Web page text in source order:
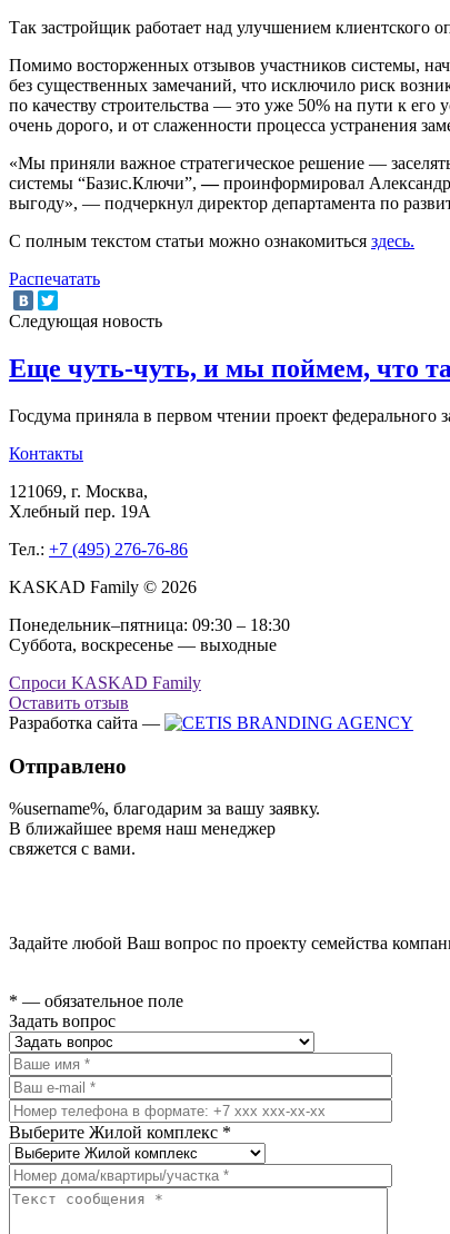
Так застройщик работает над улучшением клиентского
Помимо восторженных отзывов участников системы,
без существенных замечаний, что исключило риск
по качеству строительства — это уже 50% на пути к
очень дорого, и от слаженности процесса устранения
«Мы приняли важное стратегическое решение —
системы “Базис.Ключи”, —проинформировал
выгоду», — подчеркнул директор департамента по
С полным текстом статьи можно ознакомиться здесь.
Распечатать
Следующая новость
Еще чуть-чуть, и мы поймем, что
Госдума приняла в первом чтении проект
Контакты
121069, г. Москва,
Хлебный пер. 19А
Тел.: +7 (495) 276-76-86
KASKAD Family © 2026
Понедельник–пятница: 09:30 – 18:30
Суббота, воскресенье — выходные
Спроси KASKAD Family
Оставить отзыв
Разработка сайта —
Отправлено
%username%, благодарим за вашу заявку.
В ближайшее время наш менеджер
свяжется с вами.
Задайте любой Ваш вопрос по проекту семейства
* — обязательное поле
Задать вопрос
Выберите Жилой комплекс *